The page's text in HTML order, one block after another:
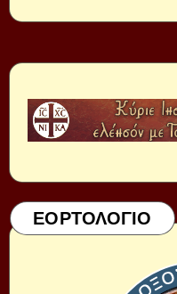
ΕΟΡΤΟΛΟΓΙΟ